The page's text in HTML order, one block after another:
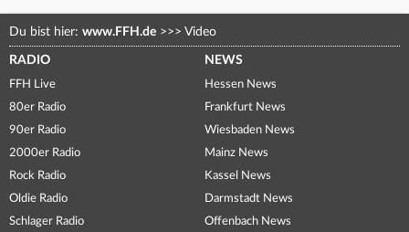
Du bist hier: www.FFH.de >>> Video
RADIO
FFH Live
80er Radio
90er Radio
2000er Radio
Rock Radio
Oldie Radio
Schlager Radio
NEWS
Hessen News
Frankfurt News
Wiesbaden News
Mainz News
Kassel News
Darmstadt News
Offenbach News